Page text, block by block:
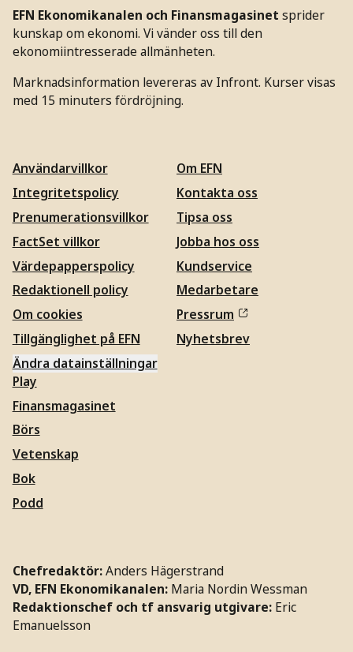
EFN Ekonomikanalen och Finansmagasinet sprider
kunskap om ekonomi. Vi vänder oss till den
ekonomiintresserade allmänheten.
Marknadsinformation levereras av Infront. Kurser visas
med 15 minuters fördröjning.
Användarvillkor
Integritetspolicy
Prenumerationsvillkor
FactSet villkor
Värdepapperspolicy
Redaktionell policy
Om cookies
Tillgänglighet på EFN
Ändra datainställningar
Om EFN
Kontakta oss
Tipsa oss
Jobba hos oss
Kundservice
Medarbetare
Pressrum
Nyhetsbrev
Play
Finansmagasinet
Börs
Vetenskap
Bok
Podd
Chefredaktör:Anders Hägerstrand
VD, EFN Ekonomikanalen: Maria Nordin Wessman
Redaktionschef och tf ansvarig utgivare: Eric
Emanuelsson